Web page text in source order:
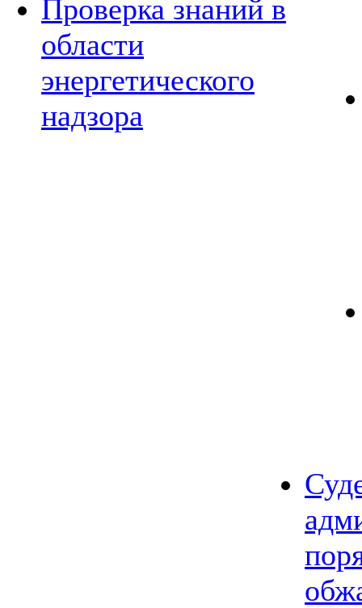
Проверка знаний в
области
энергетического
надзора